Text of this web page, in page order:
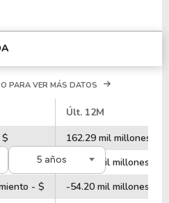
5 años
PARA VER MÁS DATOS
Últ. 12M
$
162.29 mil millones
- $
-73.44 mil millones
- $
-54.20 mil millones